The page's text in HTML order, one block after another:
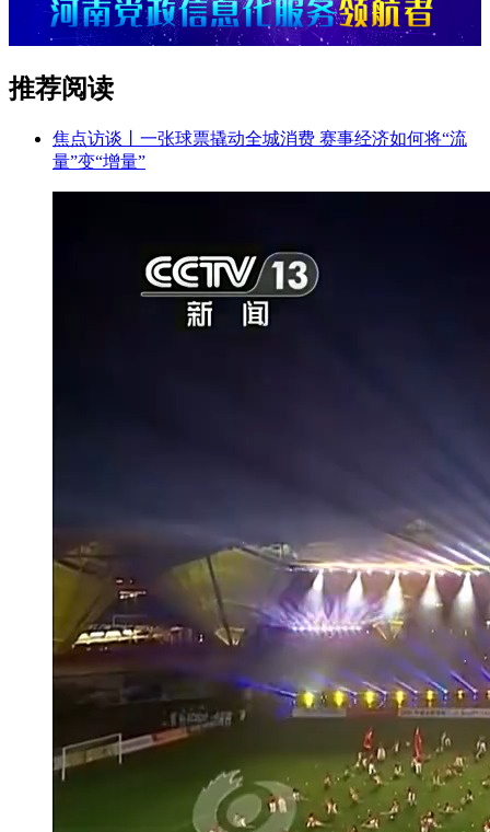
推荐阅读
焦点访谈丨一张球票撬动全城消费 赛事经济如何将“流
量”变“增量”